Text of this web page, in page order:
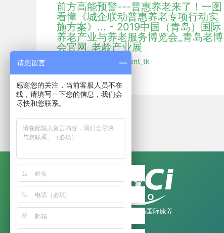
前方高能预警---普惠养老来了！一图
看懂《城企联动普惠养老专项行动实
施方案》... - 2019中国（青岛）国际
养老产业与养老服务博览会_青岛老博
会官网_老龄产业展
hmdent_tk
请您留言
感谢您的关注，当前客服人员不在
线，请填写一下您的信息，我们会
尽快和您联系。